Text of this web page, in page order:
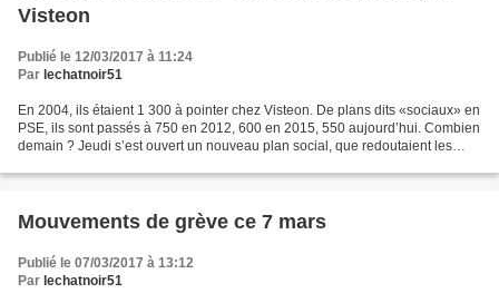
Visteon
Publié le 12/03/2017 à 11:24
Par lechatnoir51
En 2004, ils étaient 1 300 à pointer chez Visteon. De plans dits «sociaux» en
PSE, ils sont passés à 750 en 2012, 600 en 2015, 550 aujourd’hui. Combien
demain ? Jeudi s’est ouvert un nouveau plan social, que redoutaient les
Mouvements de grève ce 7 mars
Publié le 07/03/2017 à 13:12
Par lechatnoir51